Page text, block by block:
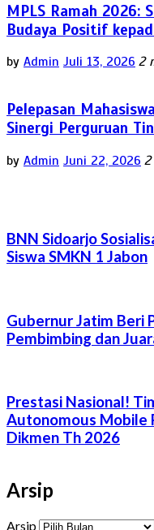
MPLS Ramah 2026:
Budaya Positif
by Admin Juli 13, 2026 2
Pelepasan
Sinergi Perguruan
by Admin Juni 22, 2026
BNN Sidoarjo
Siswa SMKN 1 Jabon
Gubernur Jatim Beri
Pembimbing dan
Prestasi Nasional!
Autonomous Mobile
Dikmen Th 2026
Arsip
Arsip